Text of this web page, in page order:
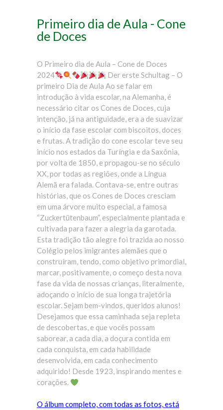
Primeiro dia de Aula - Cone
de Doces
O Primeiro dia de Aula – Cone de Doces
2024
Der erste Schultag – O
primeiro Dia de Aula Ao se falar em
introdução à vida escolar, na Alemanha, é
necessário citar os Cones de Doces, cuja
intenção, já na antiguidade, era a de suavizar
o início da fase escolar com biscoitos, doces
e frutas. A tradição do cone escolar teve seu
início nos estados da Turíngia e da Saxônia,
por volta de 1850, e propagou-se no século
XX, por todas as regiões, onde a Língua
Alemã era falada. Contava-se, entre outras
histórias, que os Cones de Doces cresciam
em uma árvore muito especial, a famosa
“Zuckertütenbaum”, especialmente plantada e
cultivada para fazer a alegria da garotada.
Esta tradição tão alegre foi trazida ao nosso
Colégio pelos imigrantes alemães que o
construíram, tendo, como objetivo primordial,
marcar, positivamente, o começo desta nova
fase da vida de nossas crianças, literalmente,
adoçando o início de sua longa trajetória
escolar. Sejam bem-vindos, queridos alunos!
Desejamos que essa caminhada seja repleta
de descobertas, e que vocês possam
saborear, a cada dia, a doçura contida em
cada conquista, em cada habilidade
desenvolvida, em cada conhecimento
adquirido! Desde 1923, inspirando mentes e
corações.
O álbum completo, com todas as fotos, está